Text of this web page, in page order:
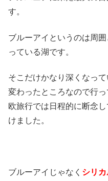
す。
ブルーアイというのは周
っている湖です。
そこだけかなり深くなっ
変わったところなので行
欧旅行では日程的に断念
けました。
ブルーアイじゃなく シリカ